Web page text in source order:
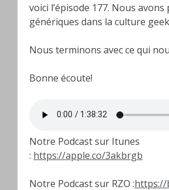
voici l’épisode 177. Nous avons
génériques dans la culture
Nous terminons avec ce qui
Bonne écoute!
Notre Podcast sur Itunes
: https://apple.co/3akbrgb
Notre Podcast sur RZO :https://